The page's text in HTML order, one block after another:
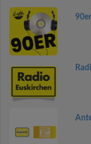
90er